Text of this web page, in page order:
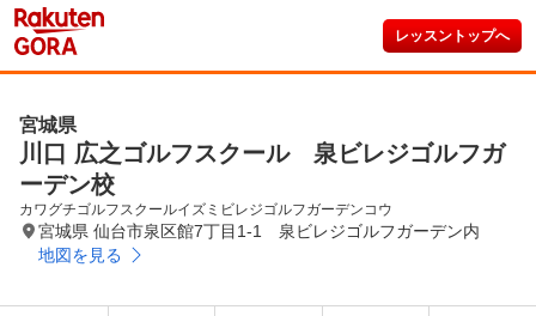
レッスントップへ
宮城県
川口 広之ゴルフスクール 泉ビレジゴルフガ
ーデン校
カワグチゴルフスクールイズミビレジゴルフガーデンコウ
宮城県 仙台市泉区館7丁目1-1 泉ビレジゴルフガーデン内
地図を見る